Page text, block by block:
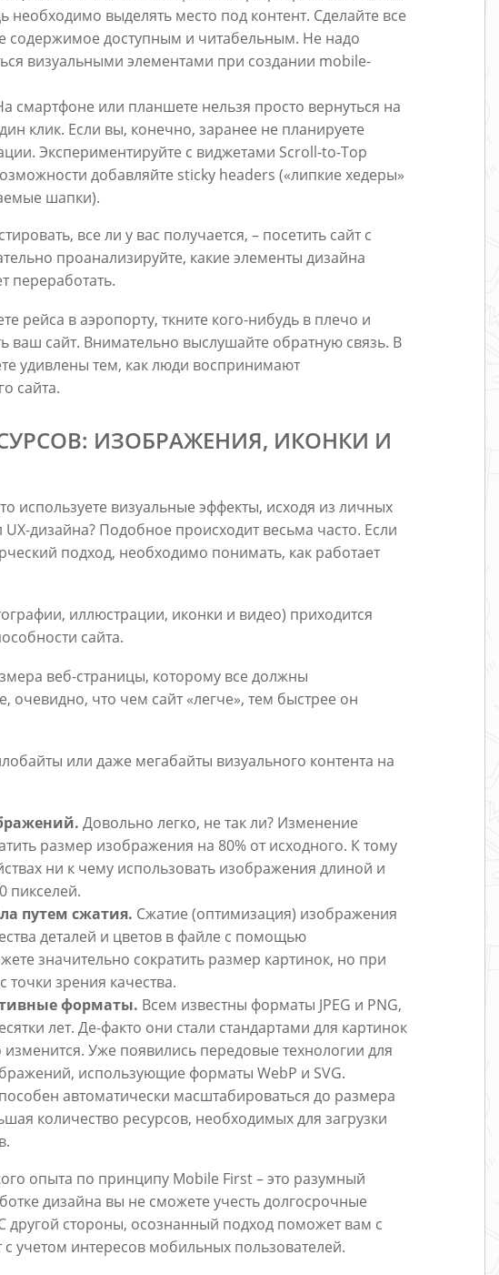
необходимо выделять место под контент. Сделайте все
содержимое доступным и читабельным. Не надо
визуальными элементами при создании mobile-
смартфоне или планшете нельзя просто вернуться на
клик. Если вы, конечно, заранее не планируете
Экспериментируйте с виджетами Scroll-to-Top
добавляйте sticky headers («липкие хедеры»
шапки).
все ли у вас получается, – посетить сайт с
проанализируйте, какие элементы дизайна
переработать.
рейса в аэропорту, ткните кого-нибудь в плечо и
ваш сайт. Внимательно выслушайте обратную связь. В
удивлены тем, как люди воспринимают
сайта.
ИЗОБРАЖЕНИЯ, ИКОНКИ И
используете визуальные эффекты, исходя из личных
дизайна? Подобное происходит весьма часто. Если
подход, необходимо понимать, как работает
иллюстрации, иконки и видео) приходится
сайта.
веб-страницы, которому все должны
очевидно, что чем сайт «легче», тем быстрее он
или даже мегабайты визуального контента на
Довольно легко, не так ли? Изменение
размер изображения на 80% от исходного. К тому
ни к чему использовать изображения длиной и
пикселей.
путем сжатия. Сжатие (оптимизация) изображения
деталей и цветов в файле с помощью
значительно сократить размер картинок, но при
точки зрения качества.
форматы. Всем известны форматы JPEG и PNG,
лет. Де-факто они стали стандартами для картинок
изменится. Уже появились передовые технологии для
использующие форматы WebP и SVG.
автоматически масштабироваться до размера
количество ресурсов, необходимых для загрузки
опыта по принципу Mobile First – это разумный
дизайна вы не сможете учесть долгосрочные
другой стороны, осознанный подход поможет вам с
с учетом интересов мобильных пользователей.